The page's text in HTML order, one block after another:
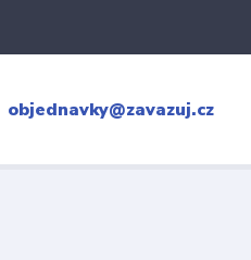
objednavky@zavazuj.cz